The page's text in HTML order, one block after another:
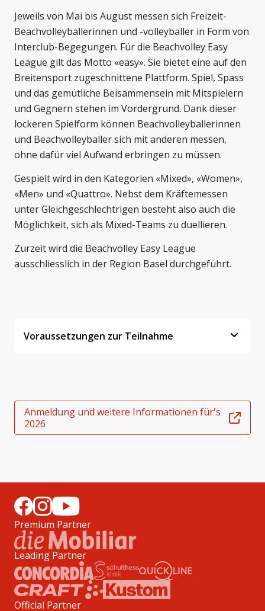
Jeweils von Mai bis August messen sich Freizeit-
Beachvolleyballerinnen und -volleyballer in Form von
Interclub-Begegungen. Für die Beachvolley Easy
League gilt das Motto «easy». Sie bietet eine auf den
Breitensport zugeschnittene Plattform. Spiel, Spass
und das gemütliche Beisammensein mit Mitspielern
und Gegnern stehen im Vordergrund. Dank dieser
lockeren Spielform können Beachvolleyballerinnen
und Beachvolleyballer sich mit anderen messen,
ohne dafür viel Aufwand erbringen zu müssen.
Gespielt wird in den Kategorien «Mixed», «Women»,
«Men» und «Quattro». Nebst dem Kräftemessen
unter Gleichgeschlechtrigen besteht also auch die
Möglichkeit, sich als Mixed-Teams zu duellieren.
Zurzeit wird die Beachvolley Easy League
ausschliesslich in der Region Basel durchgeführt.
Voraussetzungen zur Teilnahme
Anmeldung und weitere Informationen für's
2026
Premium Partner
Leading Partner
Official Partner